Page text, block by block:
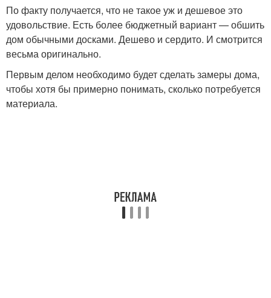
По факту получается, что не такое уж и дешевое это
удовольствие. Есть более бюджетный вариант — обшить
дом обычными досками. Дешево и сердито. И смотрится
весьма оригинально.
Первым делом необходимо будет сделать замеры дома,
чтобы хотя бы примерно понимать, сколько потребуется
материала.